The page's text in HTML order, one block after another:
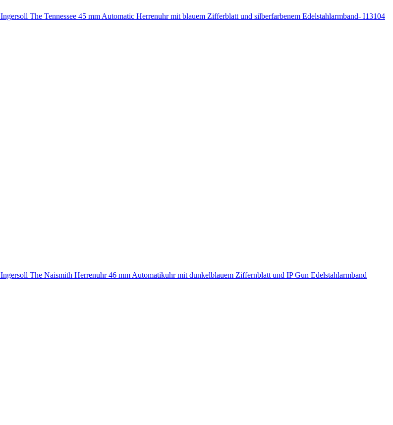
Ingersoll The Tennessee 45 mm Automatic Herrenuhr mit blauem Zifferblatt und silberfarbenem Edelstahlarmband- I13104
Ingersoll The Naismith Herrenuhr 46 mm Automatikuhr mit dunkelblauem Ziffernblatt und IP Gun Edelstahlarmband